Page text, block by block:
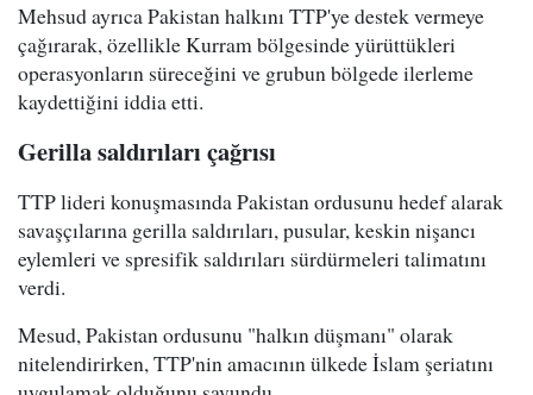
Mehsud ayrıca Pakistan halkını TTP'ye destek vermeye
çağırarak, özellikle Kurram bölgesinde yürüttükleri
operasyonların süreceğini ve grubun bölgede ilerleme
kaydettiğini iddia etti.
Gerilla saldırıları çağrısı
TTP lideri konuşmasında Pakistan ordusunu hedef alarak
savaşçılarına gerilla saldırıları, pusular, keskin nişancı
eylemleri ve spresifik saldırıları sürdürmeleri talimatını
verdi.
Mesud, Pakistan ordusunu "halkın düşmanı" olarak
nitelendirirken, TTP'nin amacının ülkede İslam şeriatını